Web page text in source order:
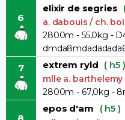
6
elixir de segries
a. dabouis / ch.
2800m - 55,0kg -
7 extrem ryld ( h5 )
mlle a.
2800m - 67,0kg -
epos d'am ( h5 )